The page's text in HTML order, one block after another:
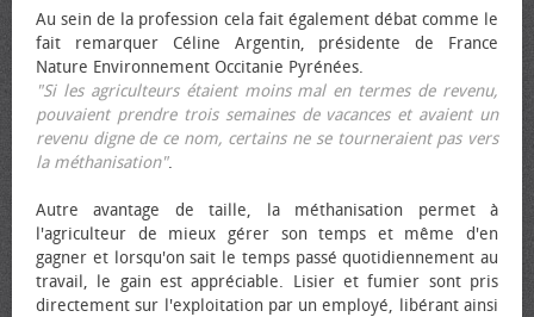
Au sein de la profession cela fait également débat comme le
fait remarquer Céline Argentin, présidente de France
Nature Environnement Occitanie Pyrénées.
"Si les agriculteurs étaient moins mal en termes de revenu,
pouvaient prendre trois semaines de vacances et avaient un
revenu digne de ce nom, certains ne se tourneraient pas vers
la méthanisation".
Autre avantage de taille, la méthanisation permet à
l'agriculteur de mieux gérer son temps et même d'en
gagner et lorsqu'on sait le temps passé quotidiennement au
travail, le gain est appréciable. Lisier et fumier sont pris
directement sur l'exploitation par un employé, libérant ainsi